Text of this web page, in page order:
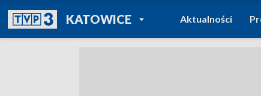
KATOWICEPOWRÓT DO
TVP REGIONY
Aktualności